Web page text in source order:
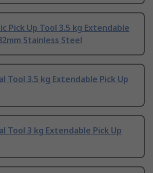
Pick Up Tool 3.5 kg Extendable
Stainless Steel
Tool 3.5 kg Extendable Pick Up
Tool 3 kg Extendable Pick Up